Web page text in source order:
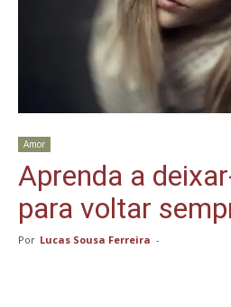
Amor
Aprenda a
para voltar
Por Lucas Sousa Ferreira -